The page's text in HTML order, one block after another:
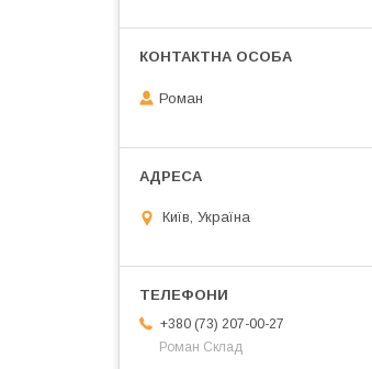
Роман
Київ, Україна
+380 (73) 207-00-27
Роман Склад